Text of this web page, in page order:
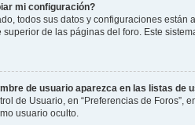
mi configuración?
todos sus datos y configuraciones
de las páginas del foro. Este
de usuario aparezca en las listas de
de Usuario, en “Preferencias de Foros”,
usuario oculto.